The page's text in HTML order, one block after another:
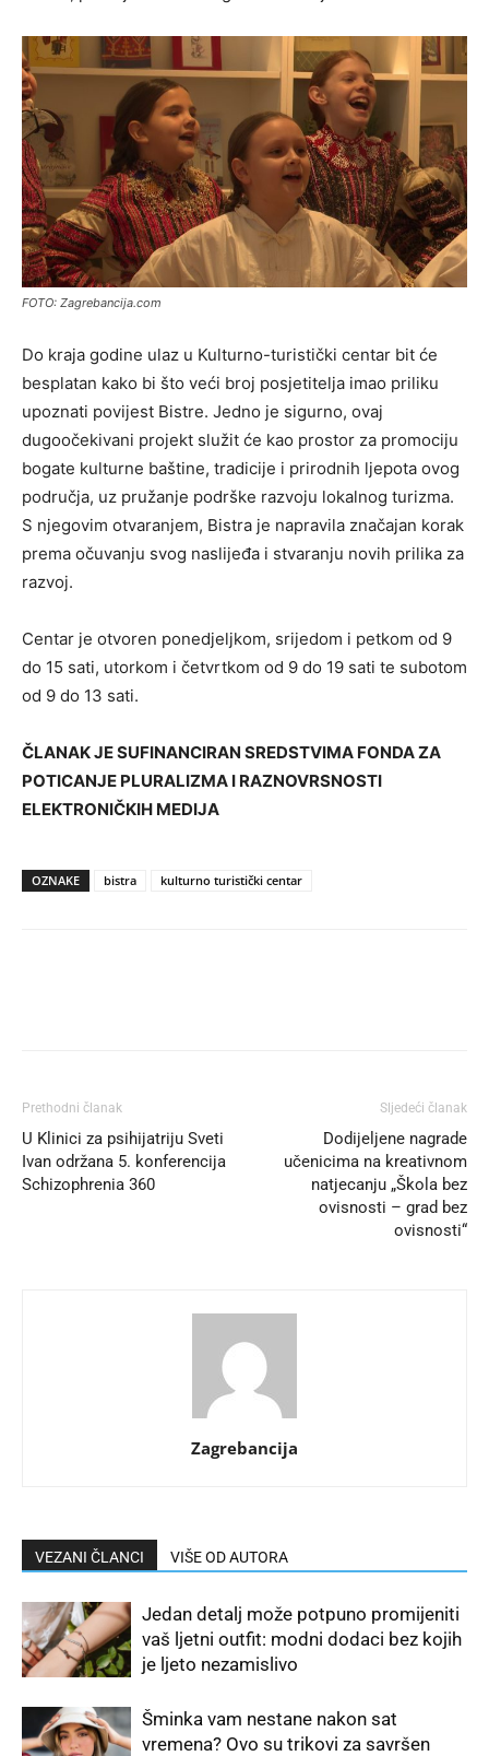
FOTO: Zagrebancija.com
Do kraja godine ulaz u Kulturno-turistički centar bit će
besplatan kako bi što veći broj posjetitelja imao priliku
upoznati povijest Bistre. Jedno je sigurno, ovaj
dugoočekivani projekt služit će kao prostor za promociju
bogate kulturne baštine, tradicije i prirodnih ljepota ovog
područja, uz pružanje podrške razvoju lokalnog turizma.
S njegovim otvaranjem, Bistra je napravila značajan korak
prema očuvanju svog naslijeđa i stvaranju novih prilika za
razvoj.
Centar je otvoren ponedjeljkom, srijedom i petkom od 9
do 15 sati, utorkom i četvrtkom od 9 do 19 sati te subotom
od 9 do 13 sati.
ČLANAK JE SUFINANCIRAN SREDSTVIMA FONDA ZA
POTICANJE PLURALIZMA I RAZNOVRSNOSTI
ELEKTRONIČKIH MEDIJA
OZNAKE bistra kulturno turistički centar
Prethodni članak
U Klinici za psihijatriju Sveti
Ivan održana 5. konferencija
Schizophrenia 360
Sljedeći članak
Dodijeljene nagrade
učenicima na kreativnom
natjecanju „Škola bez
ovisnosti – grad bez
ovisnosti“
Zagrebancija
VEZANI ČLANCI VIŠE OD AUTORA
Jedan detalj može potpuno promijeniti
vaš ljetni outfit: modni dodaci bez kojih
je ljeto nezamislivo
Šminka vam nestane nakon sat
vremena? Ovo su trikovi za savršen